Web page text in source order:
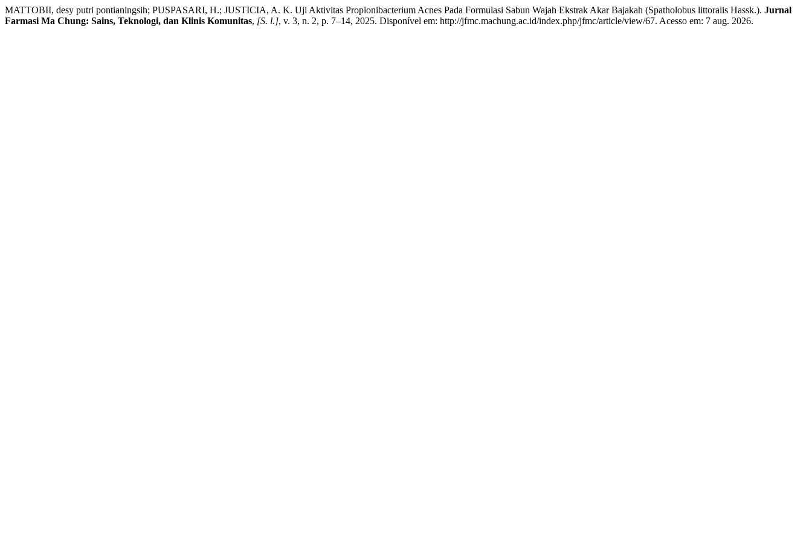
MATTOBII, desy putri pontianingsih; PUSPASARI, H.; JUSTICIA, A. K. Uji Aktivitas Propionibacterium Acnes Pada Formulasi Sabun Wajah Ekstrak Akar Bajakah (Spatholobus littoralis Hassk.). Jurnal
Farmasi Ma Chung: Sains, Teknologi, dan Klinis Komunitas, [S. l.], v. 3, n. 2, p. 7–14, 2025. Disponível em: http://jfmc.machung.ac.id/index.php/jfmc/article/view/67. Acesso em: 7 aug. 2026.